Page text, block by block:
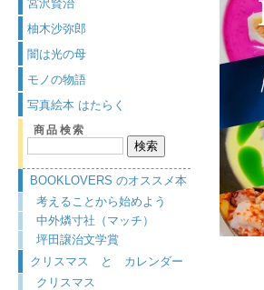
宮沢賢治
柚木沙弥郎
闇は光の母
モノの物語
写真絵本 はたらく
商品検索
BOOKLOVERS のオススメ本
考えることから始めよう
中外燐寸社（マッチ）
坪田譲治文学賞
クリスマス と カレンダー
クリスマス